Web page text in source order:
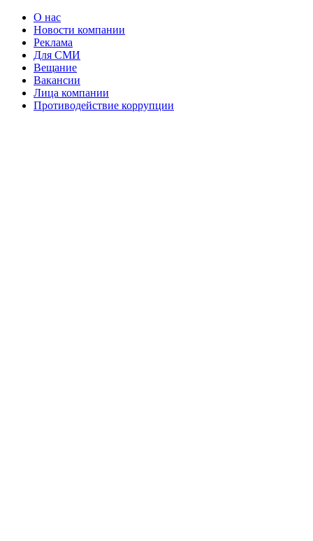
О нас
Новости компании
Реклама
Для СМИ
Вещание
Вакансии
Лица компании
Противодействие коррупции